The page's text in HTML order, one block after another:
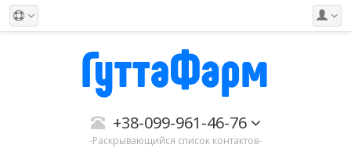
+38-099-961-46-76
-Раскрывающийся список контактов-